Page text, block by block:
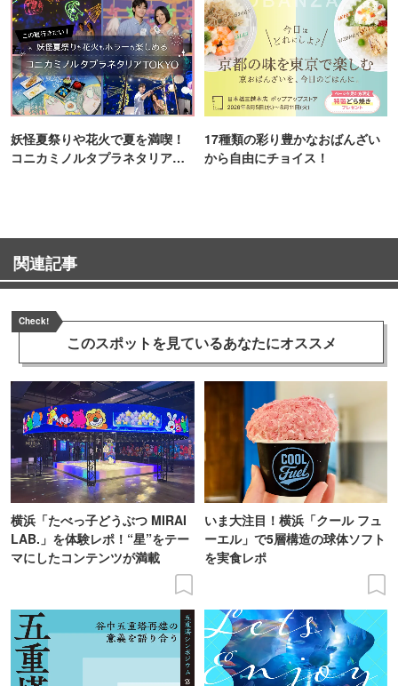
妖怪夏祭りや花火で夏を満喫！
コニカミノルタプラネタリア
17種類の彩り豊かなおばんざい
から自由にチョイス！
関連記事
Check!
このスポットを見ているあなたにオススメ
横浜「たべっ子どうぶつ MIRAI
LAB.」を体験レポ！“星”をテー
マにしたコンテンツが満載
いま大注目！横浜「クール フュ
ーエル」で5層構造の球体ソフト
を実食レポ